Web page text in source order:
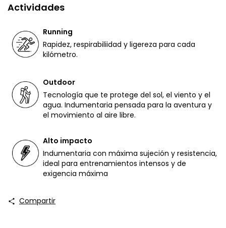
Actividades
Running
Rapidez, respirabiliidad y ligereza para cada
kilómetro.
Outdoor
Tecnología que te protege del sol, el viento y el
agua. Indumentaria pensada para la aventura y
el movimiento al aire libre.
Alto impacto
Indumentaria con máxima sujeción y resistencia,
ideal para entrenamientos intensos y de
exigencia máxima
Compartir